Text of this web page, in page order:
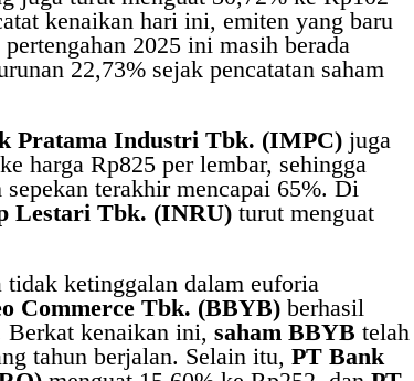
kenaikan hari ini, emiten yang baru
2025 ini masih berada
22,73% sejak pencatatan saham
Pratama Industri Tbk. (IMPC)juga
harga Rp825 per lembar, sehingga
sepekan terakhir mencapai 65%. Di
Lestari Tbk. (INRU)turut menguat
ketinggalan dalam euforia
Commerce Tbk. (BBYB)berhasil
Berkat kenaikan ini, saham BBYB telah
tahun berjalan. Selain itu, PT Bank